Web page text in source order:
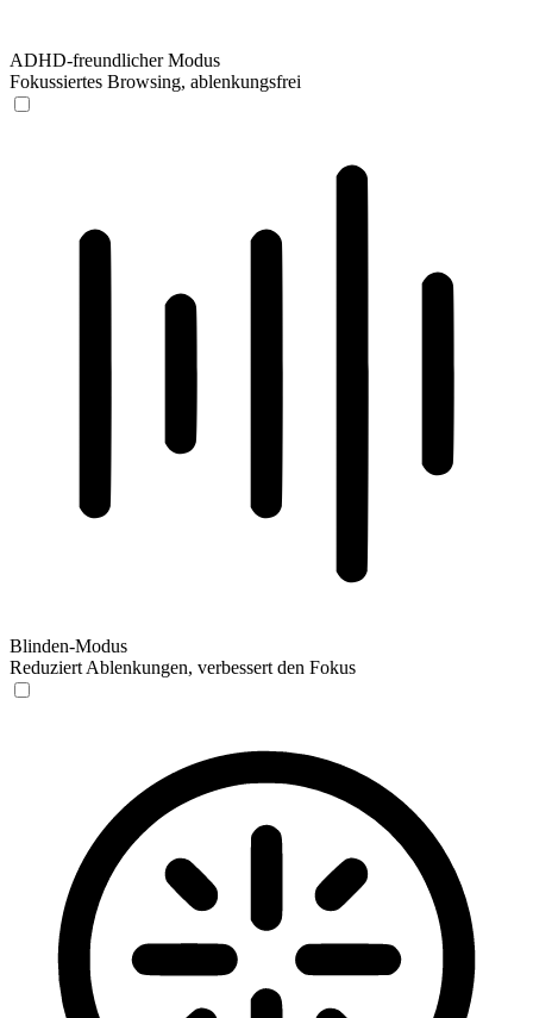
ADHD-freundlicher Modus
Fokussiertes Browsing, ablenkungsfrei
Blinden-Modus
Reduziert Ablenkungen, verbessert den Fokus